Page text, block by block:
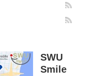
SWU
Smile